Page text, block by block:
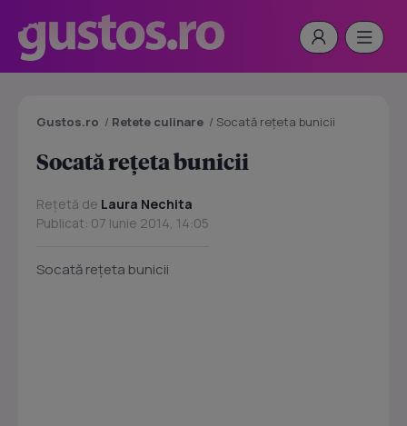
Gustos.ro / Retete culinare / Socată reţeta bunicii
Socată reţeta bunicii
Rețetă de Laura Nechita
Publicat: 07 Iunie 2014, 14:05
Socată reţeta bunicii